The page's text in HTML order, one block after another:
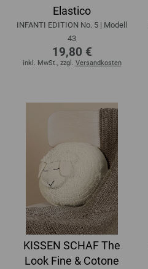
Elastico
INFANTI EDITION No. 5 | Modell
43
19,80 €
inkl. MwSt., zzgl. Versandkosten
KISSEN SCHAF The
Look Fine & Cotone